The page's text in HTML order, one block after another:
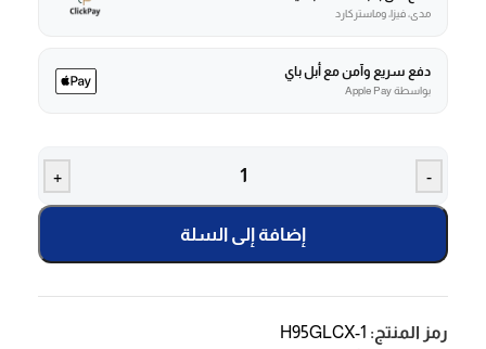
مدى، فيزا، وماستركارد
دفع سريع وآمن مع أبل باي
بواسطة Apple Pay
-
+
إضافة إلى السلة
رمز المنتج: H95GLCX-1